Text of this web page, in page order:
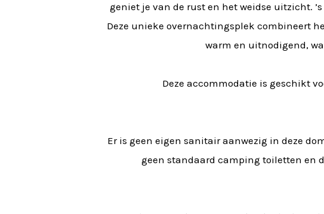
geniet je van de rust en het weidse uitzicht.
Deze unieke overnachtingsplek combineert
warm en uitnodigend,
Deze accommodatie is geschikt
Er is geen eigen sanitair aanwezig in deze
geen standaard camping toiletten en